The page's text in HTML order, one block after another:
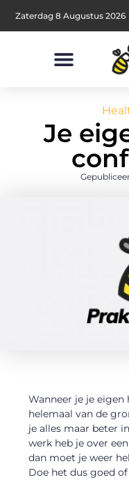
Zaterdag 8 Augustus 2026
Je
Wanneer je je
helemaal van de
je alles maar beter
werk heb je over
dan moet je weer
Doe het dus goed